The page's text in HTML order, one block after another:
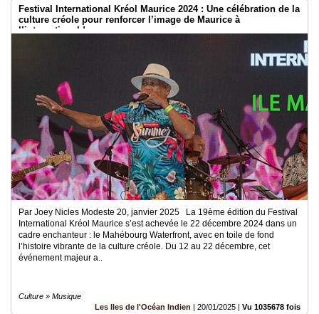
Festival International Kréol Maurice 2024 : Une célébration de la
culture créole pour renforcer l’image de Maurice à
l’international !
Par Joey Nicles Modeste 20, janvier 2025 La 19ème édition du Festival
International Kréol Maurice s’est achevée le 22 décembre 2024 dans un
cadre enchanteur : le Mahébourg Waterfront, avec en toile de fond
l’histoire vibrante de la culture créole. Du 12 au 22 décembre, cet
événement majeur a..
Culture » Musique
Les Iles de l'Océan Indien | 20/01/2025 | Vu 1035678 fois